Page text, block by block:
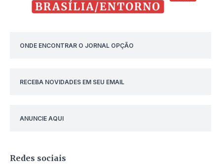
ONDE ENCONTRAR O JORNAL OPÇÃO
RECEBA NOVIDADES EM SEU EMAIL
ANUNCIE AQUI
Redes sociais